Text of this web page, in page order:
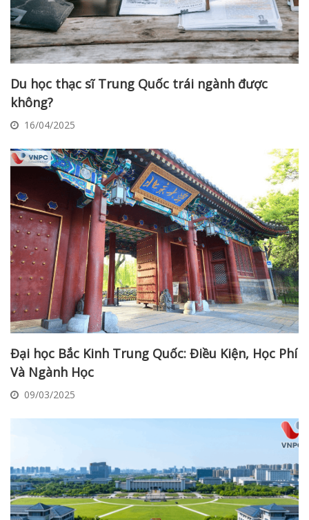
Du học thạc sĩ Trung Quốc trái ngành được
không?
16/04/2025
Đại học Bắc Kinh Trung Quốc: Điều Kiện, Học Phí
Và Ngành Học
09/03/2025